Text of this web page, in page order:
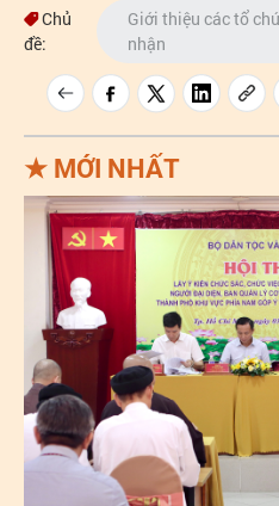
Chủ
đề:
Giới thiệu các tổ
nhận
★ MỚI NHẤT